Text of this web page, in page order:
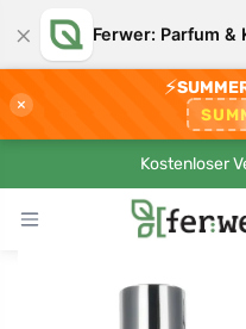
× Ferwer: Parfum &
×
⚡
Kostenloser